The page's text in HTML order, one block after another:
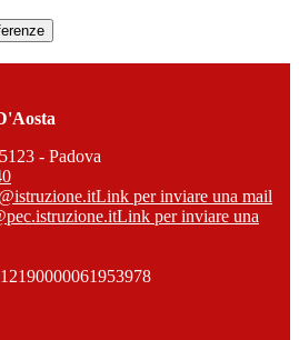
- Padova
Link per inviare una mail
Link per inviare una